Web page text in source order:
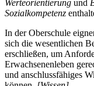
Werteorientierung und
Sozialkompetenz
In der Oberschule
sich die wesentlichen
erschließen, um
Erwachsenenleben
und anschlussfähiges